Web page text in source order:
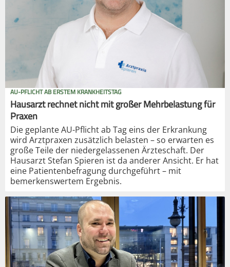
AU-PFLICHT AB ERSTEM KRANKHEITSTAG
Hausarzt rechnet nicht mit großer Mehrbelastung für
Praxen
Die geplante AU-Pflicht ab Tag eins der Erkrankung
wird Arztpraxen zusätzlich belasten – so erwarten es
große Teile der niedergelassenen Ärzteschaft. Der
Hausarzt Stefan Spieren ist da anderer Ansicht. Er hat
eine Patientenbefragung durchgeführt – mit
bemerkenswertem Ergebnis.